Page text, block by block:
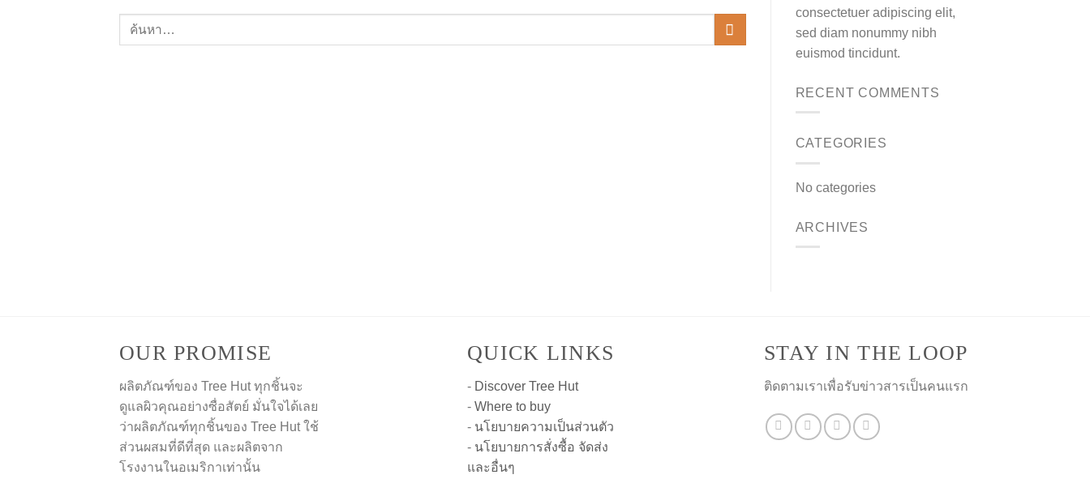
consectetuer adipiscing elit,
sed diam nonummy nibh
euismod tincidunt.
RECENT COMMENTS
CATEGORIES
No categories
ARCHIVES
OUR PROMISE
ผลิตภัณฑ์ของ Tree Hut ทุกชิ้นจะ
ดูแลผิวคุณอย่างซื่อสัตย์ มั่นใจได้เลย
ว่าผลิตภัณฑ์ทุกชิ้นของ Tree Hut ใช้
ส่วนผสมที่ดีที่สุด และผลิตจาก
โรงงานในอเมริกาเท่านั้น
QUICK LINKS
- Discover Tree Hut
-Where to buy
- นโยบายความเป็นส่วนตัว
- นโยบายการสั่งซื้อ จัดส่ง
และอื่นๆ
STAY IN THE LOOP
ติดตามเราเพื่อรับข่าวสารเป็นคนแรก